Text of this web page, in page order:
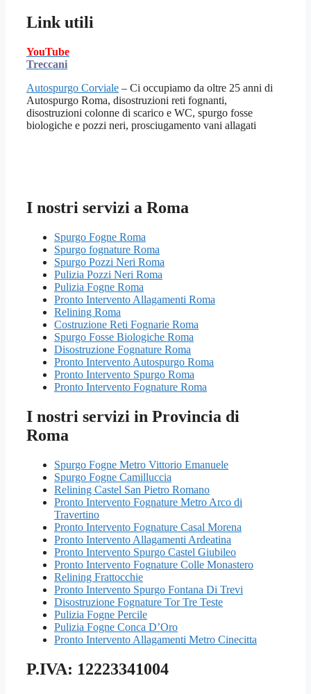
Link utili
YouTube
Treccani
Autospurgo Corviale – Ci occupiamo da oltre 25 anni di
Autospurgo Roma, disostruzioni reti fognanti,
disostruzioni colonne di scarico e WC, spurgo fosse
biologiche e pozzi neri, prosciugamento vani allagati
I nostri servizi a Roma
Spurgo Fogne Roma
Spurgo fognature Roma
Spurgo Pozzi Neri Roma
Pulizia Pozzi Neri Roma
Pulizia Fogne Roma
Pronto Intervento Allagamenti Roma
Relining Roma
Costruzione Reti Fognarie Roma
Spurgo Fosse Biologiche Roma
Disostruzione Fognature Roma
Pronto Intervento Autospurgo Roma
Pronto Intervento Spurgo Roma
Pronto Intervento Fognature Roma
I nostri servizi in Provincia di
Roma
Spurgo Fogne Metro Vittorio Emanuele
Spurgo Fogne Camilluccia
Relining Castel San Pietro Romano
Pronto Intervento Fognature Metro Arco di
Travertino
Pronto Intervento Fognature Casal Morena
Pronto Intervento Allagamenti Ardeatina
Pronto Intervento Spurgo Castel Giubileo
Pronto Intervento Fognature Colle Monastero
Relining Frattocchie
Pronto Intervento Spurgo Fontana Di Trevi
Disostruzione Fognature Tor Tre Teste
Pulizia Fogne Percile
Pulizia Fogne Conca D’Oro
Pronto Intervento Allagamenti Metro Cinecitta
P.IVA: 12223341004